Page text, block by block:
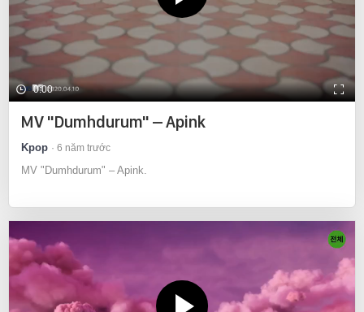
0:00
MV "Dumhdurum" – Apink
Kpop 6 năm trước
MV "Dumhdurum" – Apink.